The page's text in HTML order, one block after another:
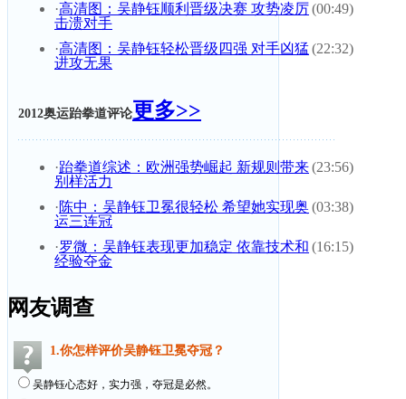
(00:49)
·高清图：吴静钰顺利晋级决赛 攻势凌厉
击溃对手
(22:32)
·高清图：吴静钰轻松晋级四强 对手凶猛
进攻无果
2012奥运跆拳道评论更多>>
(23:56)
·跆拳道综述：欧洲强势崛起 新规则带来
别样活力
(03:38)
·陈中：吴静钰卫冕很轻松 希望她实现奥
运三连冠
(16:15)
·罗微：吴静钰表现更加稳定 依靠技术和
经验夺金
网友调查
1.你怎样评价吴静钰卫冕夺冠？
吴静钰心态好，实力强，夺冠是必然。